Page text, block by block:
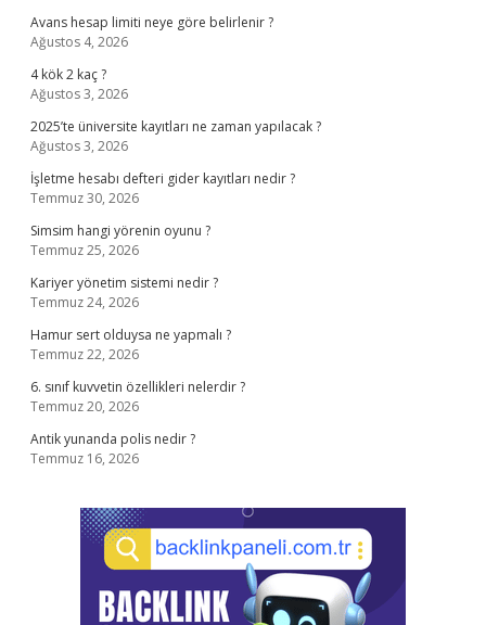
Avans hesap limiti neye göre belirlenir ?
Ağustos 4, 2026
4 kök 2 kaç ?
Ağustos 3, 2026
2025’te üniversite kayıtları ne zaman yapılacak ?
Ağustos 3, 2026
İşletme hesabı defteri gider kayıtları nedir ?
Temmuz 30, 2026
Simsim hangi yörenin oyunu ?
Temmuz 25, 2026
Kariyer yönetim sistemi nedir ?
Temmuz 24, 2026
Hamur sert olduysa ne yapmalı ?
Temmuz 22, 2026
6. sınıf kuvvetin özellikleri nelerdir ?
Temmuz 20, 2026
Antik yunanda polis nedir ?
Temmuz 16, 2026